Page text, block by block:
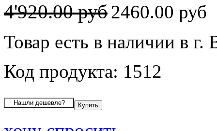
4'920.00 руб2460.00 руб
Товар есть в наличии в г.
Код продукта: 1512